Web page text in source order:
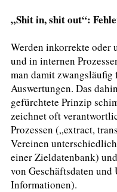
„Shit in, shit out“:
Werden inkorrekte oder
und in internen
man damit
Auswertungen. Das
gefürchtete Prinzip
zeichnet oft
Prozessen („extract,
Vereinen
einer Zieldatenbank)
von Geschäftsdaten und
Informationen).